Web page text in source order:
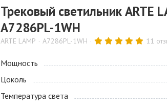
Трековый светильник ARTE
A7286PL-1WH
ARTE LAMP A7286PL-1WH 11
Мощность
Цоколь
Температура света